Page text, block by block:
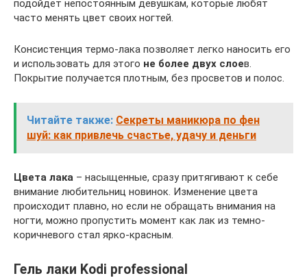
подойдет непостоянным девушкам, которые любят
часто менять цвет своих ногтей.
Консистенция термо-лака позволяет легко наносить его
и использовать для этого не более двух слоев.
Покрытие получается плотным, без просветов и полос.
Читайте также: Секреты маникюра по фен
шуй: как привлечь счастье, удачу и деньги
Цвета лака – насыщенные, сразу притягивают к себе
внимание любительниц новинок. Изменение цвета
происходит плавно, но если не обращать внимания на
ногти, можно пропустить момент как лак из темно-
коричневого стал ярко-красным.
Гель лаки Kodi professional